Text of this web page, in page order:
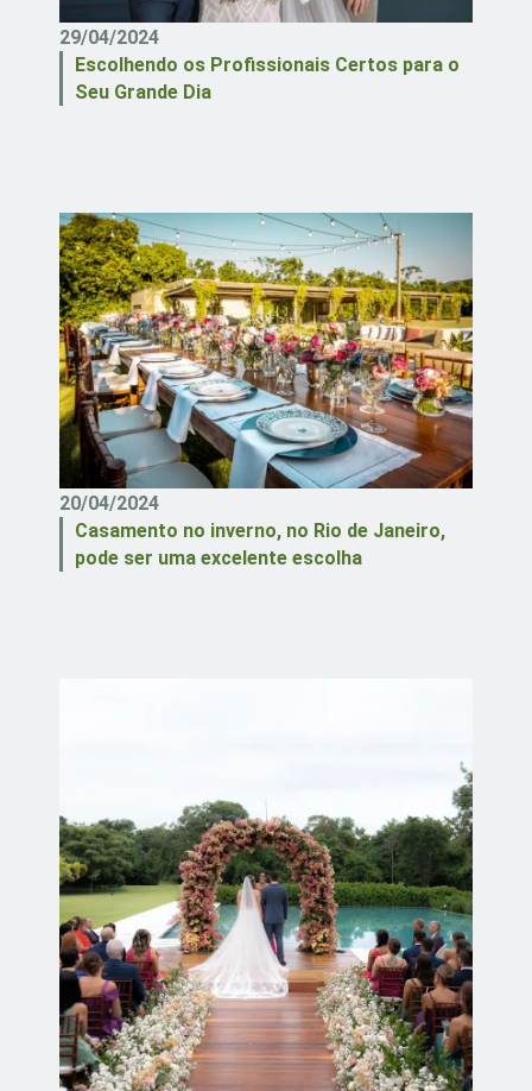
29/04/2024
Escolhendo os Profissionais Certos para o
Seu Grande Dia
20/04/2024
Casamento no inverno, no Rio de Janeiro,
pode ser uma excelente escolha